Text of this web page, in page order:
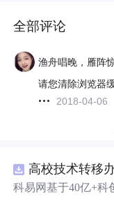
全部评论
渔舟唱晚，雁阵
请您清除浏览器
2018-04-06
科易网基于40亿+科